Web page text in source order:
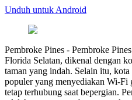
Unduh untuk Android
Pembroke Pines - Pembroke
Florida Selatan, dikenal dengan
taman yang indah. Selain itu,
populer yang menyediakan Wi-Fi
tetap terhubung saat bepergian.